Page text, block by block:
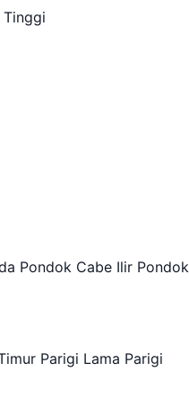
Tinggi
Pondok Cabe Ilir Pondok
Parigi Lama Parigi